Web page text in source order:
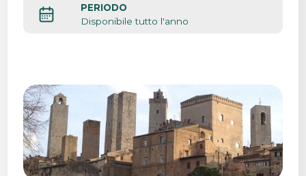
PERIODO
Disponibile tutto l'anno